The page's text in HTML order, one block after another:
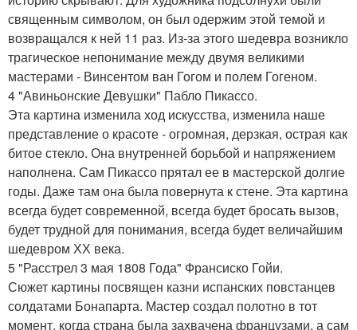
священным символом, он был одержим этой темой и
возвращался к ней 11 раз. Из-за этого шедевра возникло
трагическое непонимание между двумя великими
мастерами - Винсентом ван Гогом и полем Гогеном.
4 "Авиньонские Девушки" Пабло Пикассо.
Эта картина изменила ход искусства, изменила наше
представление о красоте - огромная, дерзкая, острая как
битое стекло. Она внутренней борьбой и напряжением
наполнена. Сам Пикассо прятал ее в мастерской долгие
годы. Даже там она была повернута к стене. Эта картина
всегда будет современной, всегда будет бросать вызов,
будет трудной для понимания, всегда будет величайшим
шедевром ХХ века.
5 "Расстрел 3 мая 1808 Года" Франсиско Гойи.
Сюжет картины посвящен казни испанских повстанцев
солдатами Бонапарта. Мастер создал полотно в тот
момент, когда страна была захвачена французами, а сам